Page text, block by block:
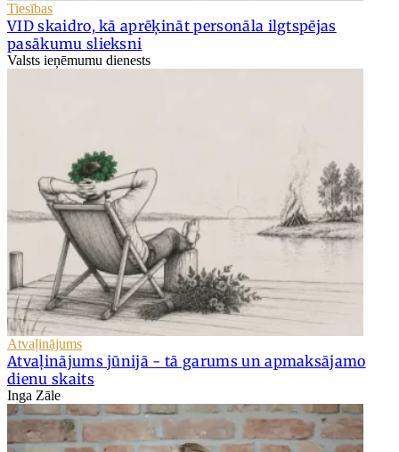
Tiesības
VID skaidro, kā aprēķināt personāla ilgtspējas
pasākumu slieksni
Valsts ieņēmumu dienests
Atvaļinājums
Atvaļinājums jūnijā - tā garums un apmaksājamo
dienu skaits
Inga Zāle